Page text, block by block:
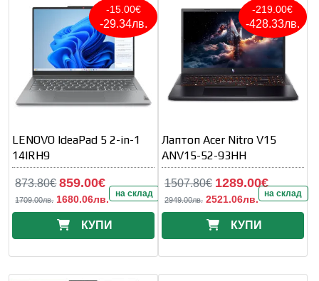
-15.00€
-29.34лв.
LENOVO IdeaPad 5 2-in-1
14IRH9
873.80€ 859.00€
1709.00лв. 1680.06лв. на склад
КУПИ
-219.00€
-428.33лв.
Лаптоп Acer Nitro V15
ANV15-52-93HH
1507.80€ 1289.00€
2949.00лв. 2521.06лв. на склад
КУПИ